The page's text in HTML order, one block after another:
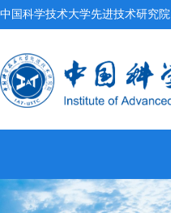
中国科学技术大学先进技术研究院